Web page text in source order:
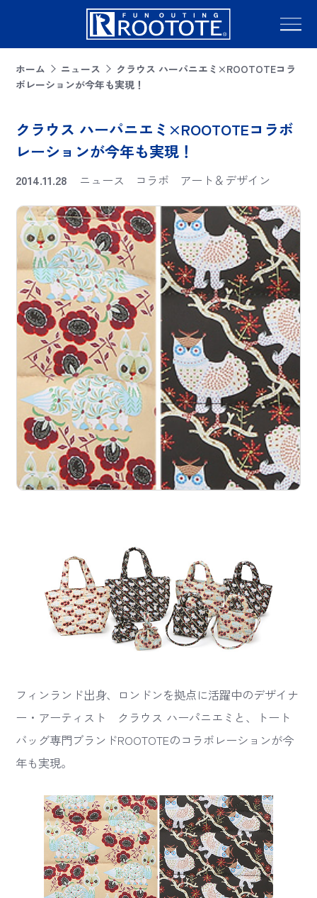
ホーム ニュース
クラウス ハーパニエミ×ROOTOTEコラ
ボレーションが今年も実現！
クラウス ハーパニエミ×ROOTOTEコラボ
レーションが今年も実現！
2014.11.28 ニュース コラボ アート＆デザイン
フィンランド出身、ロンドンを拠点に活躍中のデザイナ
ー・アーティスト クラウス ハーパニエミと、トート
バッグ専門ブランドROOTOTEのコラボレーションが今
年も実現。